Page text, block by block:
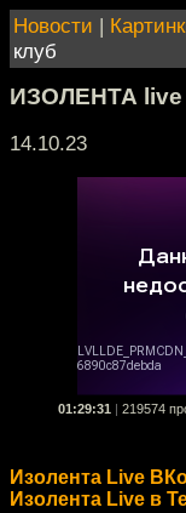
Новости |
клуб
ИЗОЛЕНТА live
14.10.23
01:29:31 219574
Изолента Live
Изолента Live в